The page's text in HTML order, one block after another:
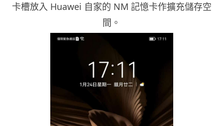
卡槽放入 Huawei 自家的 NM 記憶卡作擴充儲存空
間。